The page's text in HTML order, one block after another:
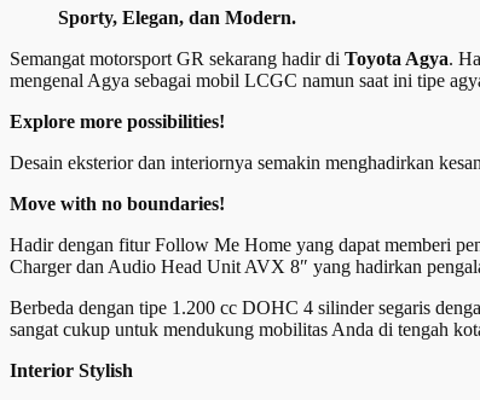
Sporty, Elegan, dan Modern.
Semangat motorsport GR sekarang hadir di Toyota Agya.
mengenal Agya sebagai mobil LCGC namun saat ini tipe
Explore more possibilities!
Desain eksterior dan interiornya semakin menghadirkan
Move with no boundaries!
Hadir dengan fitur Follow Me Home yang dapat memberi
Charger dan Audio Head Unit AVX 8″ yang hadirkan
Berbeda dengan tipe 1.200 cc DOHC 4 silinder segaris
sangat cukup untuk mendukung mobilitas Anda di tengah
Interior Stylish